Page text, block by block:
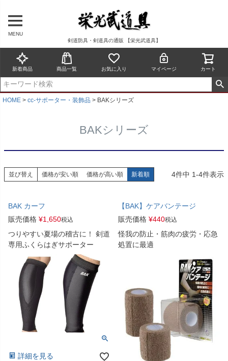
剣道防具・剣道具の通販 【栄光武道具】
MENU
新着商品 商品一覧 お気に入り マイページ カート
HOME cc-サポーター・装飾品 BAKシリーズ
BAKシリーズ
並び替え 価格が安い順 価格が高い順 新着順 4件中 1-4件表示
BAK カーフ
販売価格 ¥1,650税込
つりやすい夏場の稽古に！ 剣道
専用ふくらはぎサポーター
詳細を見る
【BAK】ケアバンテージ
販売価格 ¥440税込
怪我の防止・筋肉の疲労・応急
処置に最適